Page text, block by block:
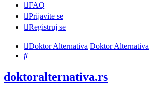
FAQ
Prijavite se
Registruj se
Doktor Alternativa Doktor Alternativa
Pretraga
doktoralternativa.rs